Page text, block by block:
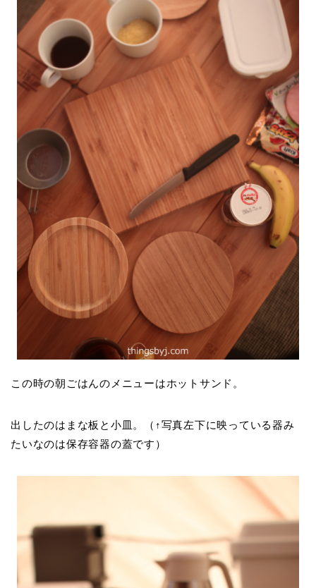
この時の朝ごはんのメニューはホットサンド。
出したのはまな板と小皿。（↑写真左下に映っている器み
たいなのは保存容器の蓋です）